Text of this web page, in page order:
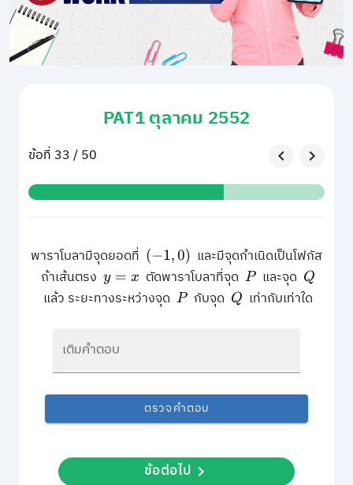
PAT1 ตุลาคม 2552
ข้อที่ 33 / 50
พาราโบลามีจุดยอดที่ (−1,0)
และมีจุดกำเนิดเป็นโฟกัส
ถ้าเส้นตรง y=x ตัดพาราโบลาที่จุด P และจุด Q
แล้ว ระยะทางระหว่างจุด P กับจุด Q เท่ากับเท่าใด
เติมคำตอบ
ตรวจคำตอบ
ข้อต่อไป